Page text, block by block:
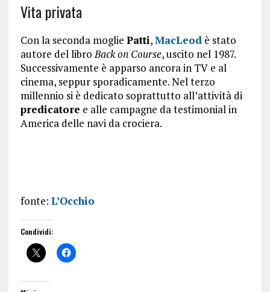
Vita privata
Con la seconda moglie Patti,MacLeodè stato
autore del libroBack on Course, uscito nel 1987.
Successivamente è apparso ancora in TV e al
cinema, seppur sporadicamente. Nel terzo
millennio si è dedicato soprattutto all’attività di
predicatore e alle campagne da testimonial in
America delle navi da crociera.
fonte: L’Occhio
Condividi: